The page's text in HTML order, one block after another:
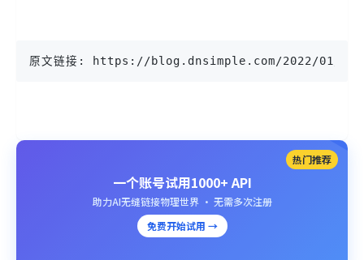
原文链接: https://blog.dnsimple.com/2022/
热门推荐
一个账号试用1000+ API
助力AI无缝链接物理世界 · 无需多次注册
免费开始试用 →